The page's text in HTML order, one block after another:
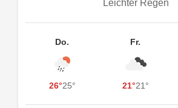
Leichter Regen
Do.
26°25°
Fr.
21°21°